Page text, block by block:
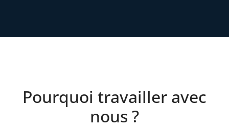
Pourquoi travailler avec
nous ?